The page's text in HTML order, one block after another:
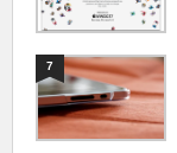
7